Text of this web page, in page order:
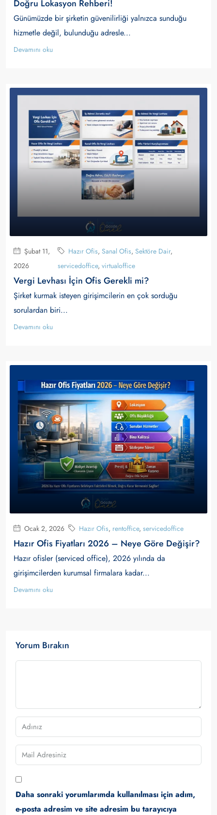
Doğru Lokasyon Rehberi!
Günümüzde bir şirketin güvenilirliği yalnızca sunduğu
hizmetle değil, bulunduğu adresle...
Devamını oku
Şubat 11,
2026
Hazır Ofis,Sanal Ofis,Sektöre Dair,
servicedoffice,virtualoffice
Vergi Levhası İçin Ofis Gerekli mi?
Şirket kurmak isteyen girişimcilerin en çok sorduğu
sorulardan biri...
Devamını oku
Ocak 2, 2026 Hazır Ofis, rentoffice, servicedoffice
Hazır Ofis Fiyatları 2026 – Neye Göre Değişir?
Hazır ofisler (serviced office), 2026 yılında da
girişimcilerden kurumsal firmalara kadar...
Devamını oku
Yorum Bırakın
Daha sonraki yorumlarımda kullanılması için adım,
e-posta adresim ve site adresim bu tarayıcıya